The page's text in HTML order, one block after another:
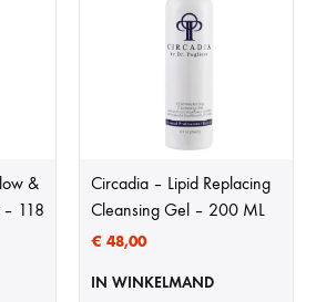
&
– 118
Circadia – Lipid Replacing
Cleansing Gel – 200 ML
€ 48,00
IN WINKELMAND